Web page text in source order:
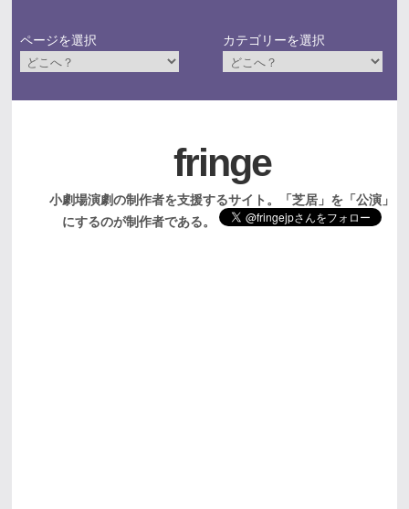
ページを選択 カテゴリーを選択
fringe
小劇場演劇の制作者を支援するサイト。「芝居」を「公演」
にするのが制作者である。